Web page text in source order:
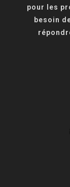
pour les
besoin